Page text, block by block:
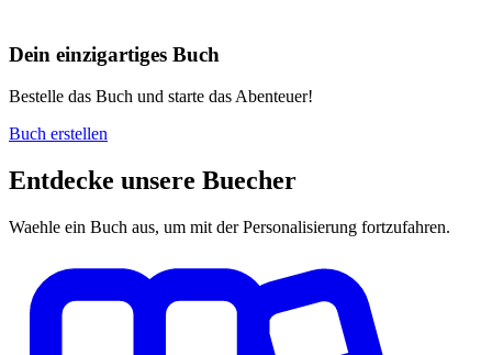
Dein einzigartiges Buch
Bestelle das Buch und starte das Abenteuer!
Buch erstellen
Entdecke unsere Buecher
Waehle ein Buch aus, um mit der Personalisierung fortzufahren.